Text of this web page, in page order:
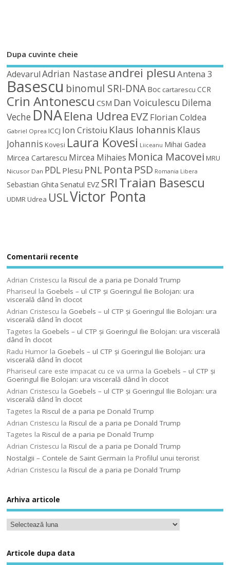
Dupa cuvinte cheie
Adevarul Adrian Nastaseandrei plesuAntena 3
Basescu binomul SRI-DNA Boc cartarescu CCR
Crin Antonescu CSM Dan Voiculescu Dilema
Veche DNAElena Udrea EVZ Florian Coldea
Gabriel Oprea ICCJ Ion Cristoiu Klaus Iohannis Klaus
Johannis Kovesi Laura Kovesi Liiceanu Mihai Gadea
Mircea Cartarescu Mircea Mihaies Monica Macovei MRU
Nicusor Dan PDL Plesu PNL Ponta PSD Romania Libera
Sebastian Ghita Senatul EVZ SRITraian Basescu
UDMRUdrea USLVictor Ponta
Comentarii recente
Adrian Cristescu laRiscul de a paria pe Donald Trump
Phariseul la Goebels – ul CTP şi Goeringul Ilie Bolojan: ura
viscerală dând în clocot
Adrian Cristescu la Goebels – ul CTP şi Goeringul Ilie Bolojan: ura
viscerală dând în clocot
Tagetes la Goebels – ul CTP şi Goeringul Ilie Bolojan: ura viscerală
dând în clocot
Radu Humor la Goebels – ul CTP şi Goeringul Ilie Bolojan: ura
viscerală dând în clocot
Phariseul care este impacat cu ce va urma la Goebels – ul CTP şi
Goeringul Ilie Bolojan: ura viscerală dând în clocot
Adrian Cristescu la Goebels – ul CTP şi Goeringul Ilie Bolojan: ura
viscerală dând în clocot
Tagetes laRiscul de a paria pe Donald Trump
Adrian Cristescu laRiscul de a paria pe Donald Trump
Tagetes laRiscul de a paria pe Donald Trump
Adrian Cristescu laRiscul de a paria pe Donald Trump
Nostalgii – Contele de Saint Germain laProfilul unui terorist
Adrian Cristescu laRiscul de a paria pe Donald Trump
Arhiva articole
Articole dupa data